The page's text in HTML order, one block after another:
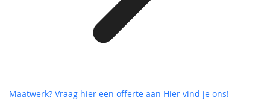
Maatwerk? Vraag hier een offerte aan Hier vind je ons!